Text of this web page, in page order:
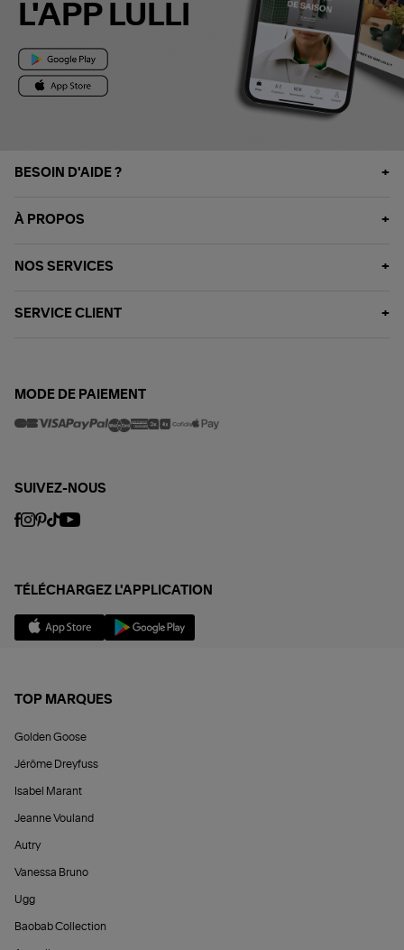
L'APP LULLI
BESOIN D'AIDE ?
À PROPOS
NOS SERVICES
SERVICE CLIENT
MODE DE PAIEMENT
SUIVEZ-NOUS
TÉLÉCHARGEZ L'APPLICATION
TOP MARQUES
Golden Goose
Jérôme Dreyfuss
Isabel Marant
Jeanne Vouland
Autry
Vanessa Bruno
Ugg
Baobab Collection